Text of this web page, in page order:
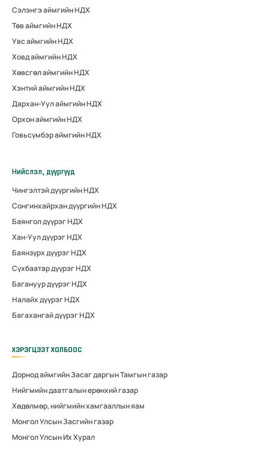
Сэлэнгэ аймгийн НДХ
Төв аймгийн НДХ
Увс аймгийн НДХ
Ховд аймгийн НДХ
Хөвсгөл аймгийн НДХ
Хэнтий аймгийн НДХ
Дархан-Уул аймгийн НДХ
Орхон аймгийн НДХ
Говьсүмбэр аймгийн НДХ
Нийслэл, дүүргүүд
Чингэлтэй дүүргийн НДХ
Сонгинхайрхан дүүргийн НДХ
Баянгол дүүрэг НДХ
Хан-Уул дүүрэг НДХ
Баянзүрх дүүрэг НДХ
Сүхбаатар дүүрэг НДХ
Багануур дүүрэг НДХ
Налайх дүүрэг НДХ
Багахангай дүүрэг НДХ
ХЭРЭГЦЭЭТ ХОЛБООС
Дорнод аймгийн Засаг даргын Тамгын газар
Нийгмийн даатгалын ерөнхий газар
Хөдөлмөр, нийгмийн хамгааллын яам
Монгол Улсын Засгийн газар
Монгол Улсын Их Хурал